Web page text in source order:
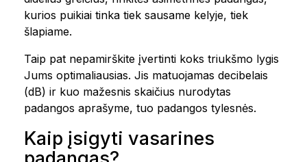
kurios puikiai tinka tiek sausame kelyje, tiek
šlapiame.
Taip pat nepamirškite įvertinti koks triukšmo lygis
Jums optimaliausias. Jis matuojamas decibelais
(dB) ir kuo mažesnis skaičius nurodytas
padangos aprašyme, tuo padangos tylesnės.
Kaip įsigyti vasarines